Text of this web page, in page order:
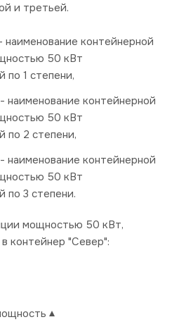
и третьей.
наименование контейнерной
50 кВт
по 1 степени,
- наименование контейнерной
50 кВт
по 2 степени,
- наименование контейнерной
50 кВт
по 3 степени.
мощностью 50 кВт,
контейнер "Север":